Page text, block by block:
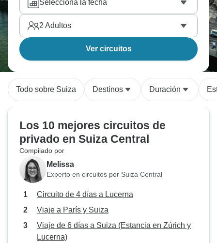
Selecciona la fecha
2 Adultos
Ver circuitos
Todo sobre Suiza Destinos Duración
Los 10 mejores circuitos de
privado en Suiza Central
Compilado por
Melissa
Experto en circuitos por Suiza Central
Circuito de 4 días a Lucerna
Viaje a París y Suiza
Viaje de 6 días a Suiza (Estancia en Zúrich y
Lucerna)